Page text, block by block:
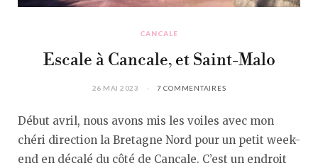
CANCALE
Escale à Cancale, et Saint-Malo
26 MAI 2023 7 COMMENTAIRES
Début avril, nous avons mis les voiles avec mon
chéri direction la Bretagne Nord pour un petit week-
end en décalé du côté de Cancale. C’est un endroit